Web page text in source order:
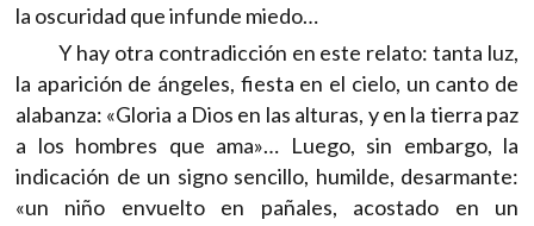
la oscuridad que infunde miedo…
Y hay otra contradicción en este relato: tanta luz,
la aparición de ángeles, fiesta en el cielo, un canto de
alabanza: «Gloria a Dios en las alturas, y en la tierra paz
a los hombres que ama»… Luego, sin embargo, la
indicación de un signo sencillo, humilde, desarmante:
«un niño envuelto en pañales, acostado en un